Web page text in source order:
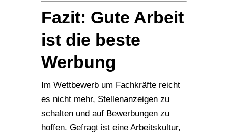
Fazit: Gute Arbeit
ist die beste
Werbung
Im Wettbewerb um Fachkräfte reicht
es nicht mehr, Stellenanzeigen zu
schalten und auf Bewerbungen zu
hoffen. Gefragt ist eine Arbeitskultur,